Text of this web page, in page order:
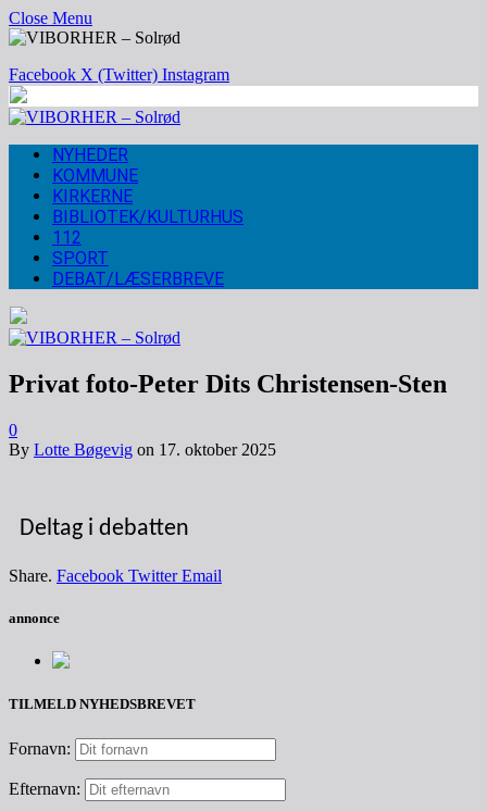
Close Menu
Facebook X (Twitter) Instagram
NYHEDER
KOMMUNE
KIRKERNE
BIBLIOTEK/KULTURHUS
112
SPORT
DEBAT/LÆSERBREVE
Privat foto-Peter Dits Christensen-Sten
0
By Lotte Bøgevig on 17. oktober 2025
Deltag i debatten
Share. Facebook Twitter Email
annonce
TILMELD NYHEDSBREVET
Fornavn:
Efternavn: